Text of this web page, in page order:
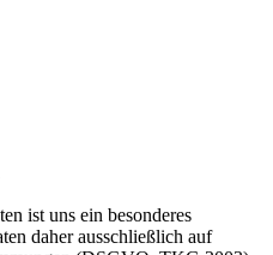
ist uns ein besonderes
daher ausschließlich auf